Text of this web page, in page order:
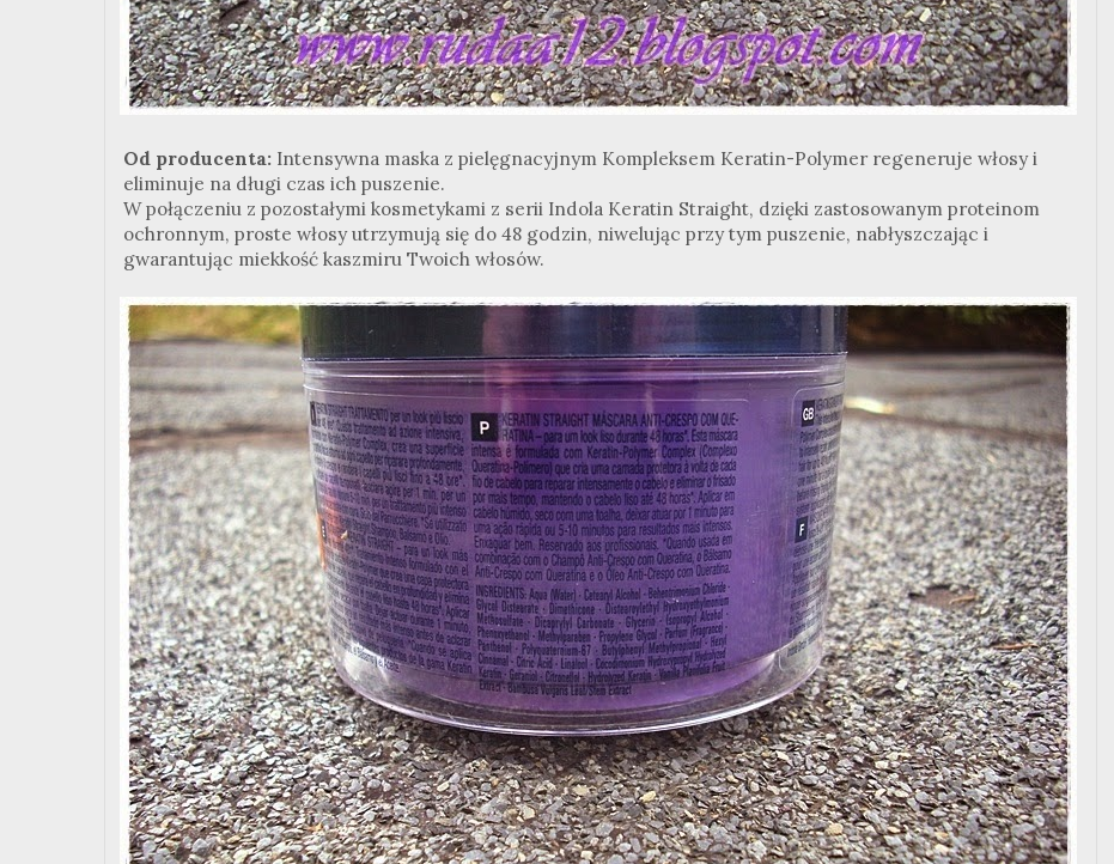
Od producenta: Intensywna maska z pielęgnacyjnym Kompleksem Keratin-Polymer regeneruje włosy i
eliminuje na długi czas ich puszenie.
W połączeniu z pozostałymi kosmetykami z serii Indola Keratin Straight, dzięki zastosowanym proteinom
ochronnym, proste włosy utrzymują się do 48 godzin, niwelując przy tym puszenie, nabłyszczając i
gwarantując miekkość kaszmiru Twoich włosów.